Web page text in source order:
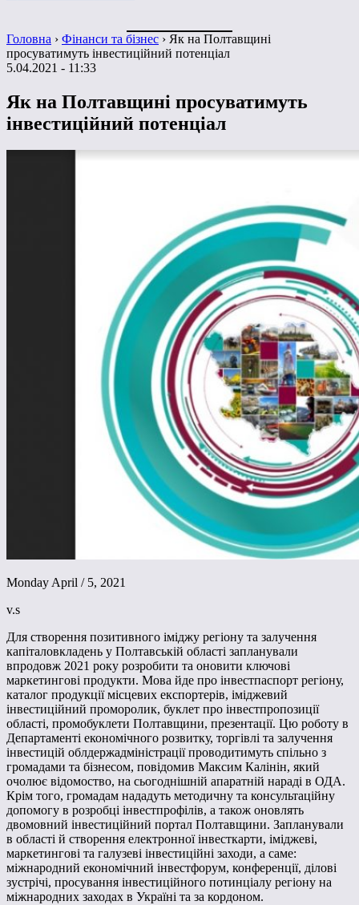
Головна › Фінанси та бізнес › Як на Полтавщині
просуватимуть інвестиційний потенціал
5.04.2021 - 11:33
Як на Полтавщині просуватимуть
інвестиційний потенціал
Monday April / 5, 2021
v.s
Для створення позитивного іміджу регіону та залучення
капіталовкладень у Полтавській області запланували
впродовж 2021 року розробити та оновити ключові
маркетингові продукти. Мова йде про інвестпаспорт регіону,
каталог продукції місцевих експортерів, іміджевий
інвестиційний проморолик, буклет про інвестпропозиції
області, промобуклети Полтавщини, презентації. Цю роботу в
Департаменті економічного розвитку, торгівлі та залучення
інвестицій облдержадміністрації проводитимуть спільно з
громадами та бізнесом, повідомив Максим Калінін, який
очолює відомоство, на сьогоднішній апаратній нараді в ОДА.
Крім того, громадам нададуть методичну та консультаційну
допомогу в розробці інвестпрофілів, а також оновлять
двомовний інвестиційний портал Полтавщини. Запланували
в області й створення електронної інвесткарти, іміджеві,
маркетингові та галузеві інвестиційні заходи, а саме:
міжнародний економічний інвестфорум, конференції, ділові
зустрічі, просування інвестиційного потинціалу регіону на
міжнародних заходах в Україні та за кордоном.